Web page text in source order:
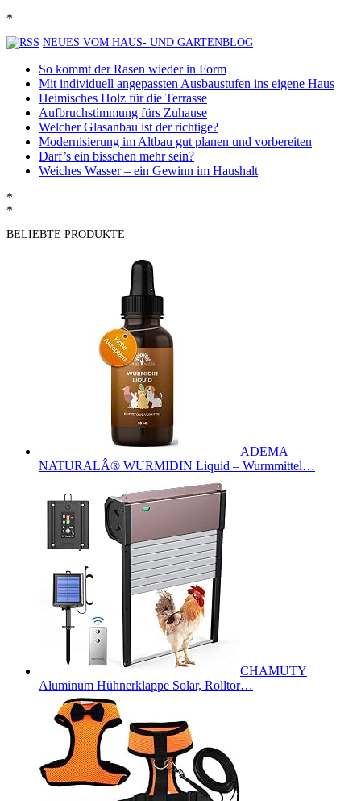
*
NEUES VOM HAUS- UND GARTENBLOG
So kommt der Rasen wieder in Form
Mit individuell angepassten Ausbaustufen ins eigene Haus
Heimisches Holz für die Terrasse
Aufbruchstimmung fürs Zuhause
Welcher Glasanbau ist der richtige?
Modernisierung im Altbau gut planen und vorbereiten
Darf’s ein bisschen mehr sein?
Weiches Wasser – ein Gewinn im Haushalt
*
*
BELIEBTE PRODUKTE
ADEMA
NATURALÂ® WURMIDIN Liquid – Wurmmittel…
CHAMUTY
Aluminum Hühnerklappe Solar, Rolltor…